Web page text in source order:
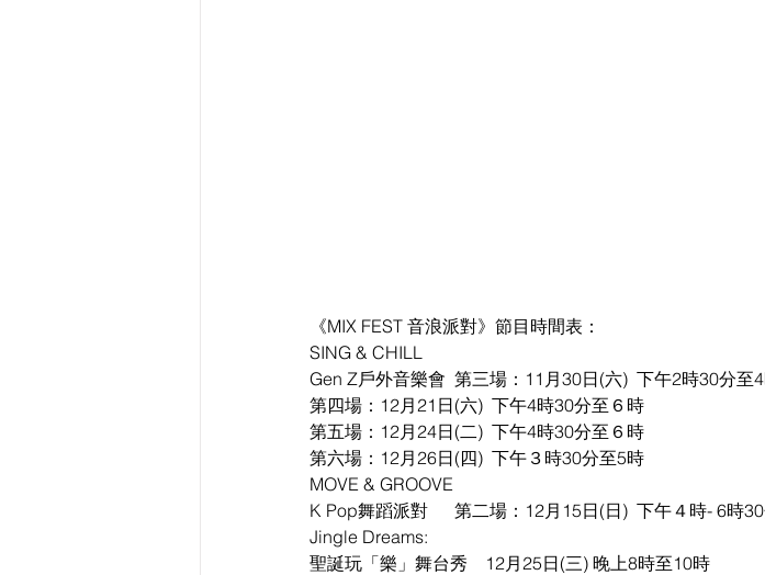
《MIX FEST 音浪派對》節目時間表：
SING & CHILL
Gen Z戶外音樂會  第三場：11月30日(六)  下午2時30分至
第四場：12月21日(六)  下午4時30分至６時
第五場：12月24日(二)  下午4時30分至６時
第六場：12月26日(四)  下午３時30分至5時
MOVE & GROOVE
K Pop舞蹈派對      第二場：12月15日(日)  下午４時- 6時
Jingle Dreams:
聖誕玩「樂」舞台秀    12月25日(三) 晚上8時至10時